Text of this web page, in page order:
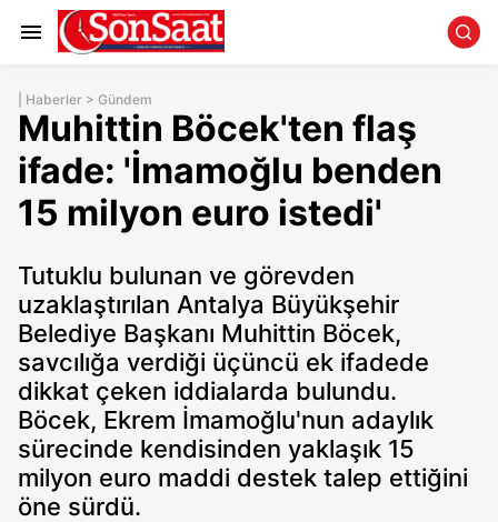
Haberler > Gündem
Muhittin Böcek'ten flaş
ifade: 'İmamoğlu benden
15 milyon euro istedi'
Tutuklu bulunan ve görevden
uzaklaştırılan Antalya Büyükşehir
Belediye Başkanı Muhittin Böcek,
savcılığa verdiği üçüncü ek ifadede
dikkat çeken iddialarda bulundu.
Böcek, Ekrem İmamoğlu'nun adaylık
sürecinde kendisinden yaklaşık 15
milyon euro maddi destek talep ettiğini
öne sürdü.